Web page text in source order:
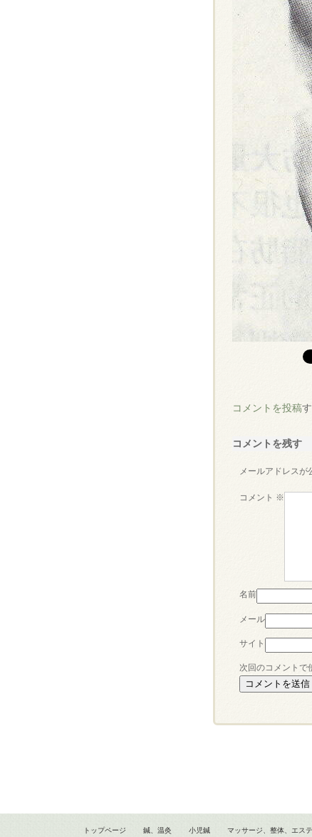
コメントを投稿
コメントを残す
メールアドレスが
コメント ※
名前
メール
サイト
次回のコメントで
トップページ 鍼、温灸 小児鍼 マッサージ、整体、エステ